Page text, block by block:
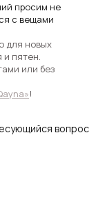
просим не
с вещами
для новых
и пятен.
или без
!
вопрос